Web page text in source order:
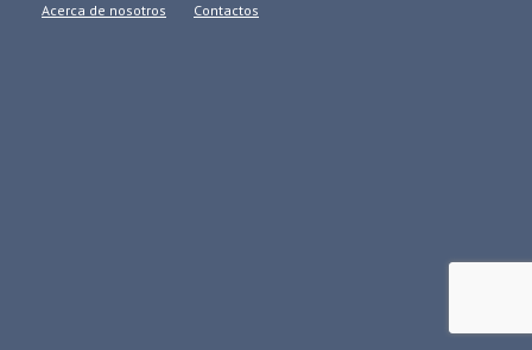
Acerca de nosotros
Contactos